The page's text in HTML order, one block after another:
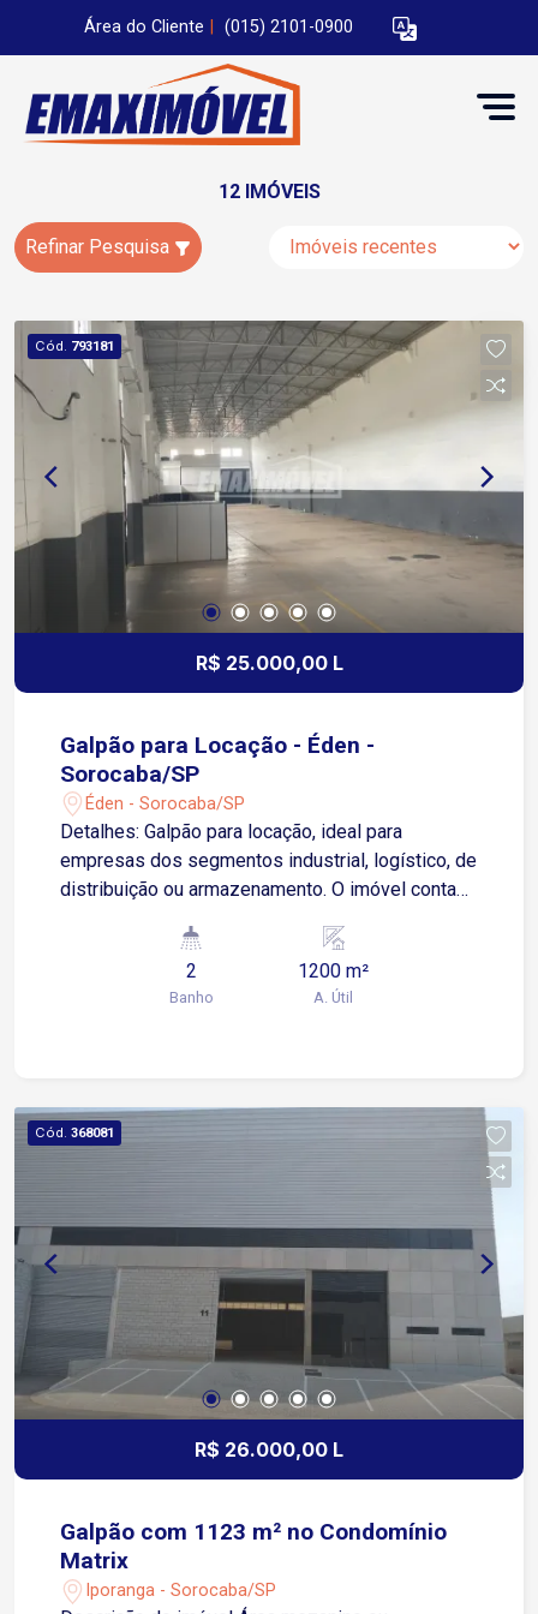
Área do Cliente (015) 2101-0900
12 IMÓVEIS
Refinar Pesquisa
Cód. 793181
R$ 25.000,00 L
Galpão para Locação - Éden -
Sorocaba/SP
Éden - Sorocaba/SP
Detalhes: Galpão para locação, ideal para
empresas dos segmentos industrial, logístico, de
distribuição ou armazenamento. O imóvel conta
espaço para operações, além de 2 banheiros,
proporcionando praticidade para o dia a dia da
mobilidade para transporte de cargas e
deslocamento de colaboradores. A proximidade
com importantes empresas e a infraestrutura
viária da região tornam este galpão uma
excelente opção para o seu negócio. Entre em
contato e agende sua visita. Venha conhecer o
espaço ideal para o crescimento da sua
empresa!
2
Banho
1200 m²
A. Útil
Cód. 368081
R$ 26.000,00 L
Galpão com 1123 m² no Condomínio
Matrix
Iporanga - Sorocaba/SP